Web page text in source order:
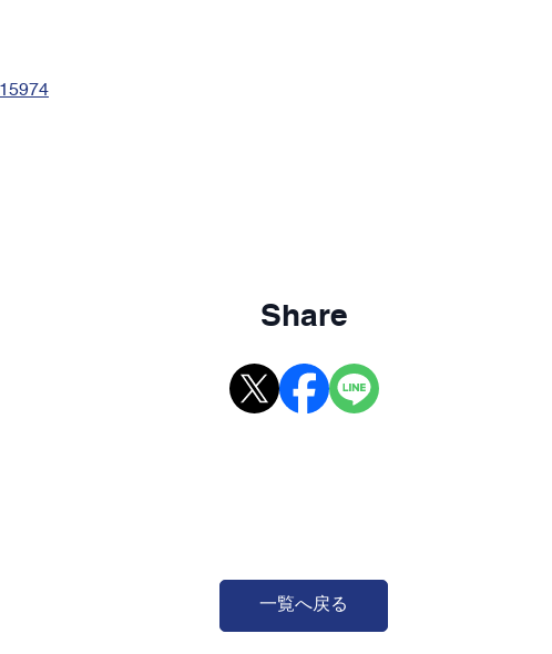
Share
一覧へ戻る